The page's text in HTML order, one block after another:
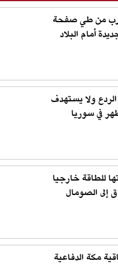
من طي صفحة
أمام البلاد
ولا يستهدف
في سوريا
للطاقة خارجيا
إلى الصومال
مكة الدفاعية